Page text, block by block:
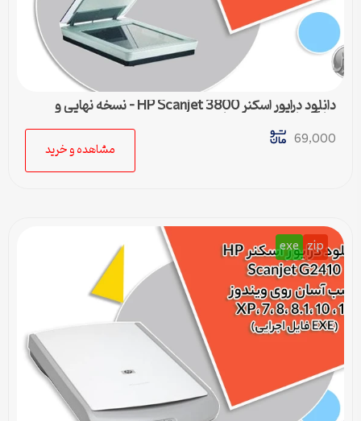
دانلود درایور اسکنر HP Scanjet 3800 – نسخه نهایی و
سازگار با تمام ویندوزها
69,000
مشاهده و خرید
zip
exe